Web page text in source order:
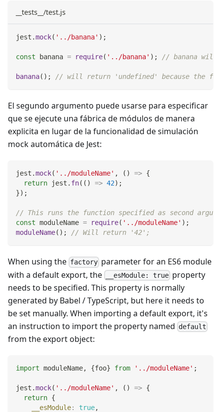
__tests__/test.js
jest .mock( '../banana' ) ;
const banana = require( '../banana' ) ; // banana will
banana( ) ; // will return 'undefined' because the
El segundo argumento puede usarse para especificar
que se ejecute una fábrica de módulos de manera
explicita en lugar de la funcionalidad de simulación
mock automática de Jest:
jest .mock( '../moduleName' , ( ) => {
return jest . fn( ( ) => 42) ;
}) ;
// This runs the function specified as second
const moduleName = require( '../moduleName' ) ;
moduleName( ) ; // Will return '42';
When using the factory parameter for an ES6 module
with a default export, the
__esModule: true property
needs to be specified. This property is normally
generated by Babel / TypeScript, but here it needs to
be set manually. When importing a default export, it's
an instruction to import the property named default
from the export object:
import moduleName, {foo} from '../moduleName' ;
jest .mock( '../moduleName' , ( ) => {
return {
__esModule: true,